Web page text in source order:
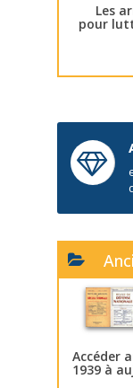
Les
pour
Accéder
1939 à